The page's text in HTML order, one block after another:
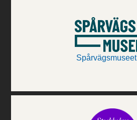
Spårvägsmuseet